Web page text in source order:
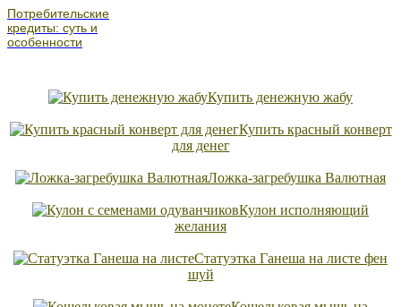
Потребительские
кредиты: суть и
особенности
Купить денежную жабу
Купить красный конверт
для денег
Ложка-загребушка Валютная
Кулон исполняющий
желания
Статуэтка Ганеша на листе фен
шуй